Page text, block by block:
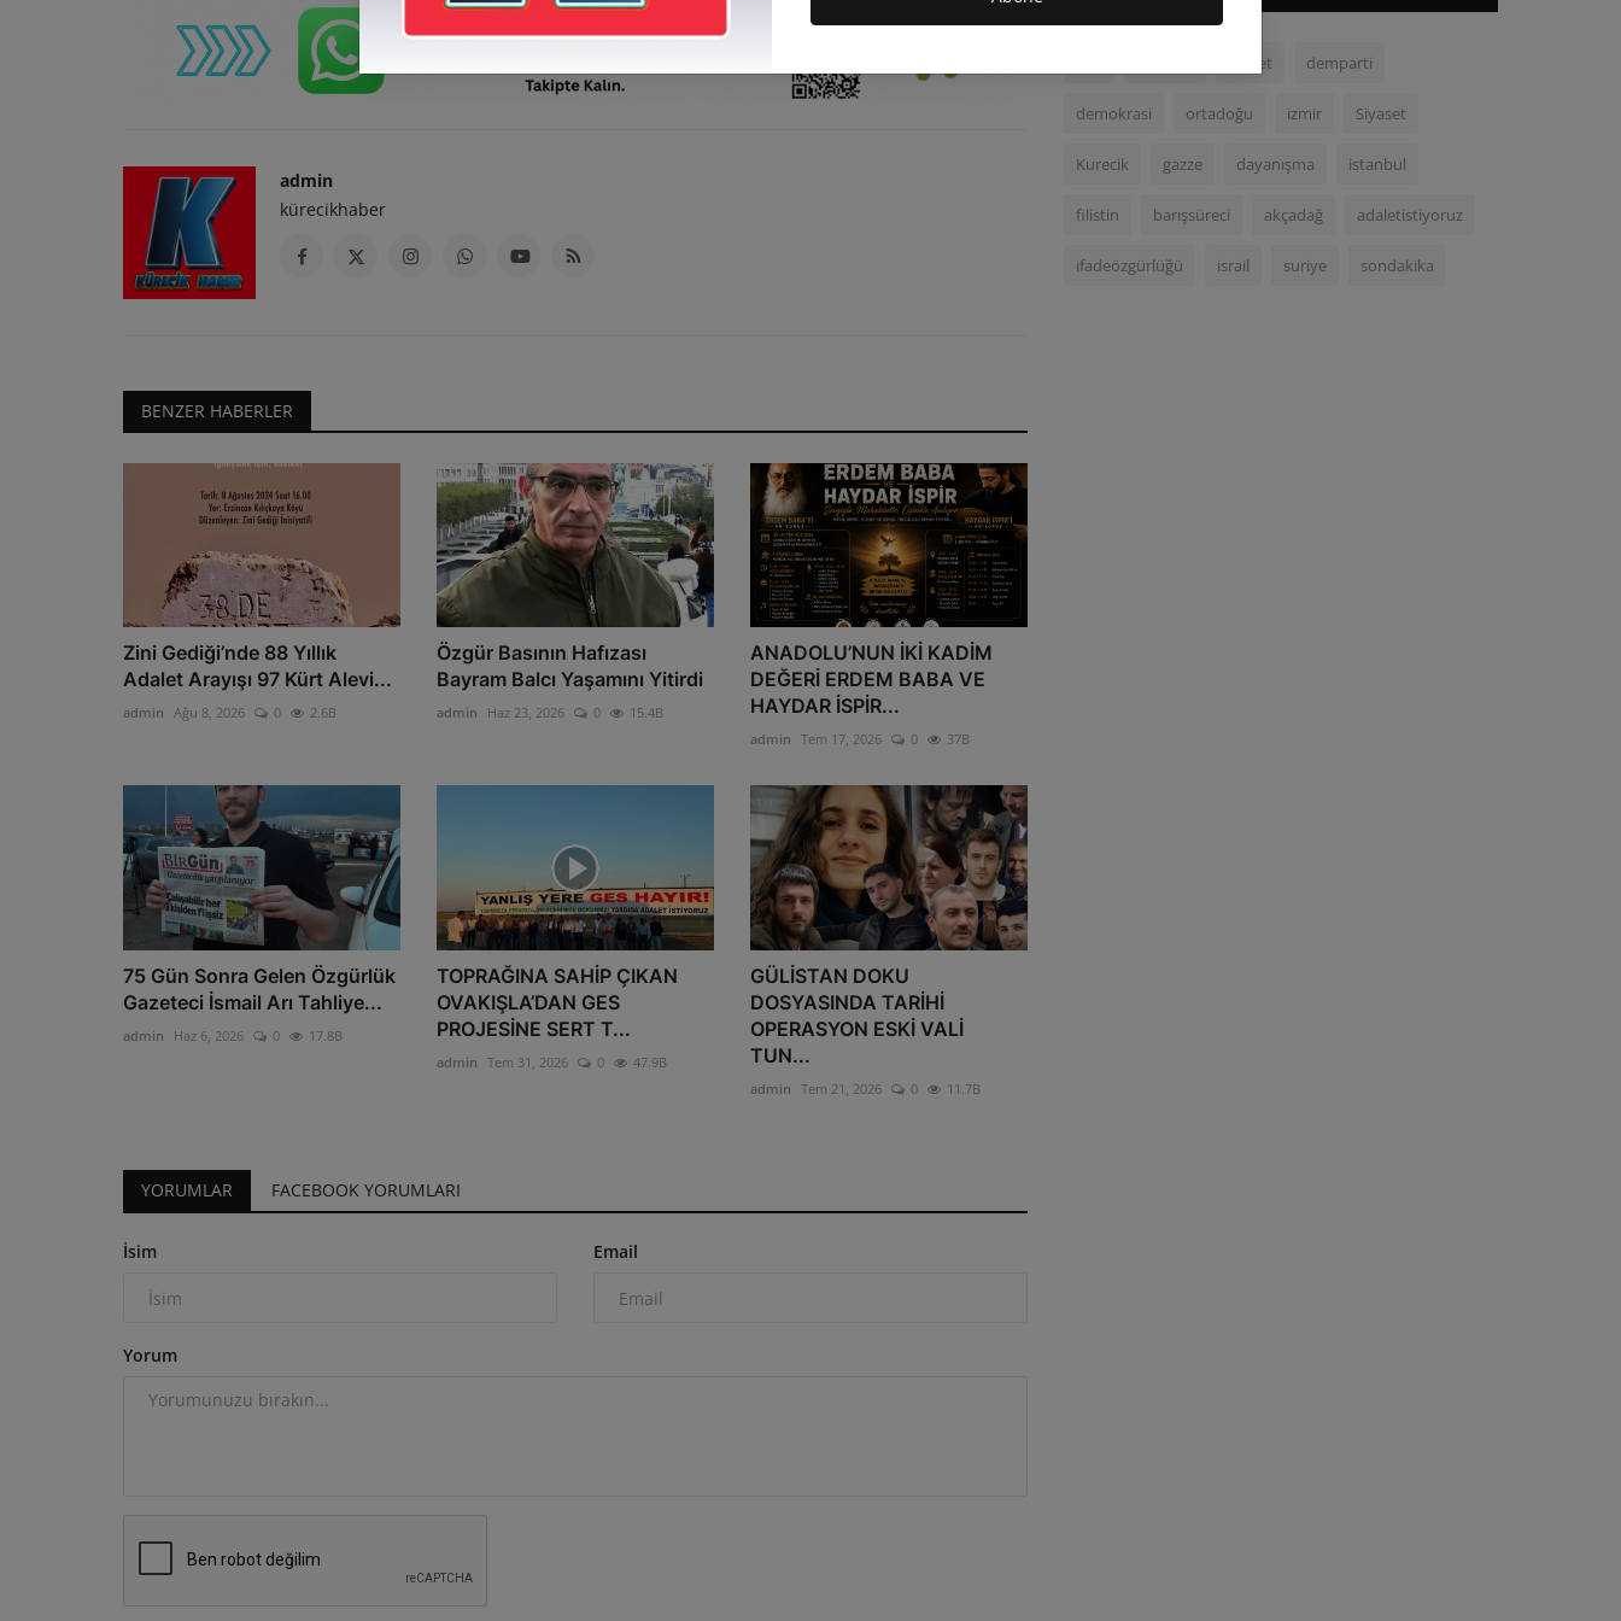
admin
kürecikhaber
BENZER HABERLER
Zini Gediği’nde 88 Yıllık
Adalet Arayışı 97 Kürt Alevi...
admin Ağu 8, 2026 0 2.6B
Özgür Basının Hafızası
Bayram Balcı Yaşamını Yitirdi
admin Haz 23, 2026 0 15.4B
ANADOLU’NUN İKİ KADİM
DEĞERİ ERDEM BABA VE
HAYDAR İSPİR...
admin Tem 17, 2026 0 37B
75 Gün Sonra Gelen Özgürlük
Gazeteci İsmail Arı Tahliye...
admin Haz 6, 2026 0 17.8B
TOPRAĞINA SAHİP ÇIKAN
OVAKIŞLA’DAN GES
PROJESİNE SERT T...
admin Tem 31, 2026 0 47.9B
GÜLİSTAN DOKU
DOSYASINDA TARİHİ
OPERASYON ESKİ VALİ
TUN...
admin Tem 21, 2026 0 11.7B
YORUMLAR FACEBOOK YORUMLARI
İsim Email
Yorum
adalet demparti
demokrasi ortadoğu izmir Siyaset
Kurecik gazze dayanışma istanbul
filistin barışsüreci akçadağ adaletistiyoruz
ifadeözgürlüğü israil suriye sondakika